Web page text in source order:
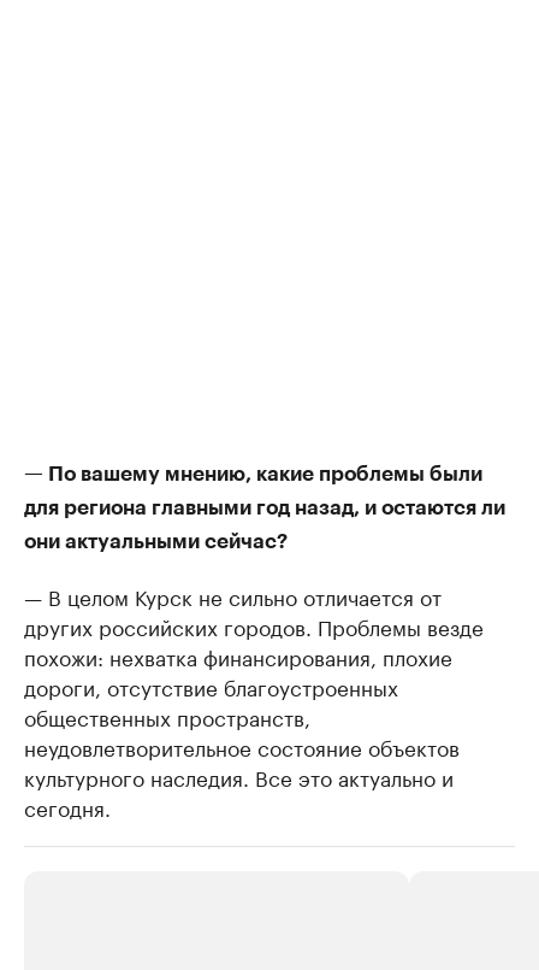
— По вашему мнению, какие проблемы были
для региона главными год назад, и остаются ли
они актуальными сейчас?
— В целом Курск не сильно отличается от
других российских городов. Проблемы везде
похожи: нехватка финансирования, плохие
дороги, отсутствие благоустроенных
общественных пространств,
неудовлетворительное состояние объектов
культурного наследия. Все это актуально и
сегодня.